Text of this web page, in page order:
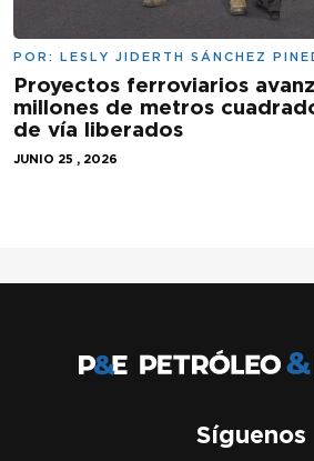
POR: LESLY JIDERTH SÁNCHEZ
Proyectos ferroviarios
millones de metros
de vía liberados
JUNIO 25 , 2026
Síguenos